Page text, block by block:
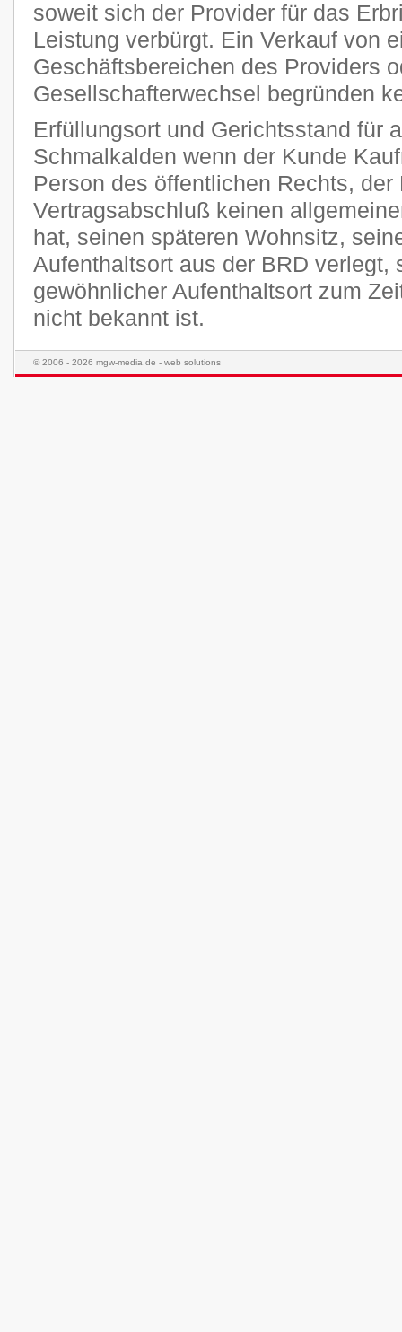
soweit sich der Provider für das
Leistung verbürgt. Ein Verkauf von
Geschäftsbereichen des Providers
Gesellschafterwechsel begründen
Erfüllungsort und Gerichtsstand für
Schmalkalden wenn der Kunde
Person des öffentlichen Rechts, der
Vertragsabschluß keinen
hat, seinen späteren Wohnsitz,
Aufenthaltsort aus der BRD verlegt,
gewöhnlicher Aufenthaltsort zum
nicht bekannt ist.
© 2006 - 2026 mgw-media.de - web solutions